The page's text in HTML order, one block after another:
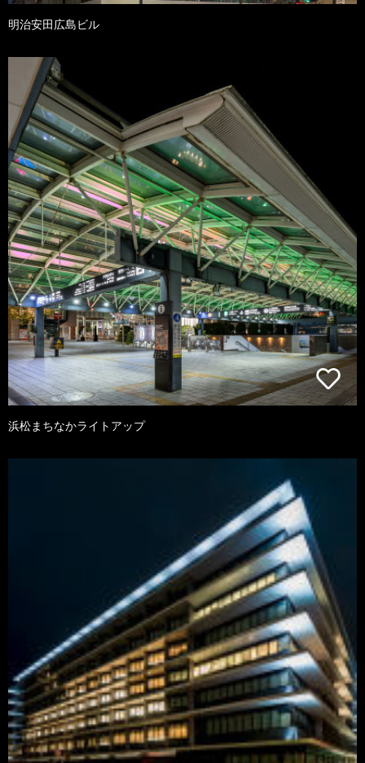
明治安田広島ビル
浜松まちなかライトアップ